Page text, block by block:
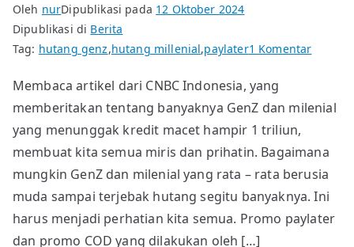
Oleh nurDipublikasi pada 12 Oktober 2024
Dipublikasi di Berita
Tag: hutang genz,hutang millenial,paylater1 Komentarpada
Bayar
hutang
Membaca artikel dari CNBC Indonesia, yang
memberitakan tentang banyaknya GenZ dan milenial
yang menunggak kredit macet hampir 1 triliun,
membuat kita semua miris dan prihatin. Bagaimana
mungkin GenZ dan milenial yang rata – rata berusia
muda sampai terjebak hutang segitu banyaknya. Ini
harus menjadi perhatian kita semua. Promo paylater
dan promo COD yang dilakukan oleh […]